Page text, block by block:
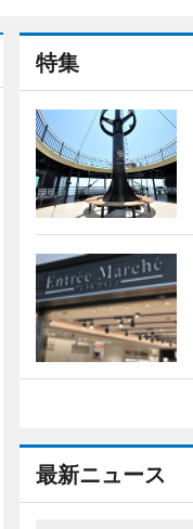
特集
最新ニュース